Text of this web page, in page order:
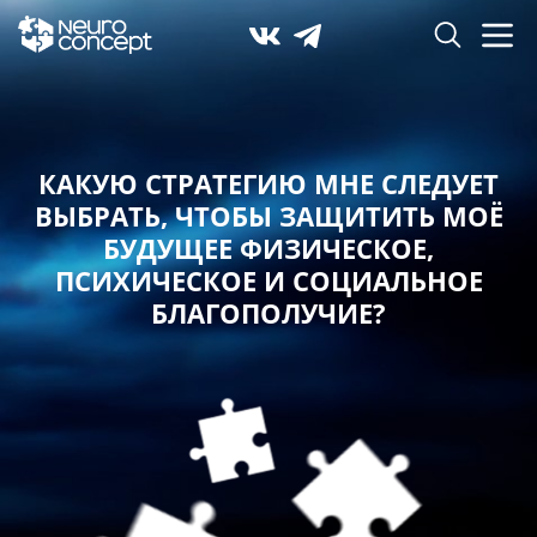
КАКУЮ СТРАТЕГИЮ МНЕ СЛЕДУЕТ
ВЫБРАТЬ,ЧТОБЫ ЗАЩИТИТЬ МОЁ
БУДУЩЕЕ ФИЗИЧЕСКОЕ,
ПСИХИЧЕСКОЕ И СОЦИАЛЬНОЕ
БЛАГОПОЛУЧИЕ?